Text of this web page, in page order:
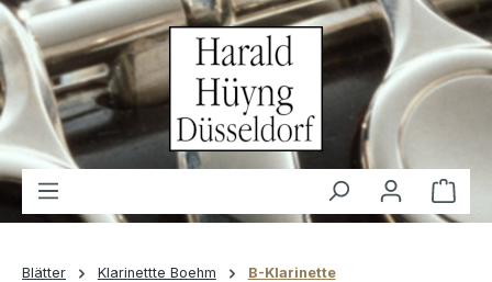
springen
Blätter Klarinettte Boehm B-Klarinette